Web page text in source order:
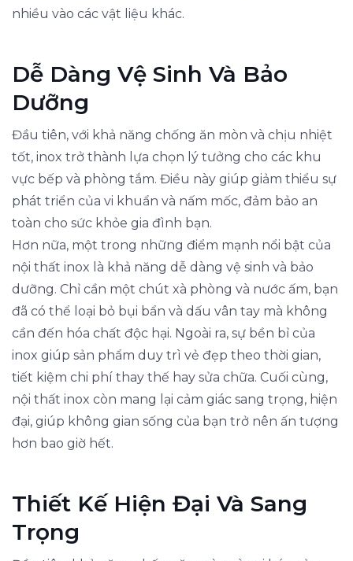
nhiều vào các vật liệu khác.
Dễ Dàng Vệ Sinh Và Bảo
Dưỡng
Đầu tiên, với khả năng chống ăn mòn và chịu nhiệt
tốt, inox trở thành lựa chọn lý tưởng cho các khu
vực bếp và phòng tắm. Điều này giúp giảm thiểu sự
phát triển của vi khuẩn và nấm mốc, đảm bảo an
toàn cho sức khỏe gia đình bạn.
Hơn nữa, một trong những điểm mạnh nổi bật của
nội thất inox là khả năng dễ dàng vệ sinh và bảo
dưỡng. Chỉ cần một chút xà phòng và nước ấm, bạn
đã có thể loại bỏ bụi bẩn và dấu vân tay mà không
cần đến hóa chất độc hại. Ngoài ra, sự bền bỉ của
inox giúp sản phẩm duy trì vẻ đẹp theo thời gian,
tiết kiệm chi phí thay thế hay sửa chữa. Cuối cùng,
nội thất inox còn mang lại cảm giác sang trọng, hiện
đại, giúp không gian sống của bạn trở nên ấn tượng
hơn bao giờ hết.
Thiết Kế Hiện Đại Và Sang
Trọng